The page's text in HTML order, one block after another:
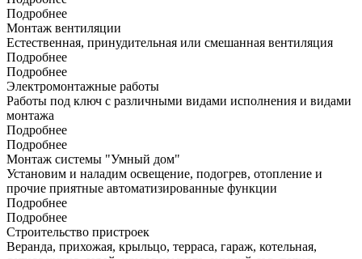
Подробнее
Монтаж вентиляции
Естественная, принудительная или смешанная вентиляция
Подробнее
Подробнее
Электромонтажные работы
Работы под ключ с различными видами исполнения и видами
монтажа
Подробнее
Подробнее
Монтаж системы "Умный дом"
Установим и наладим освещение, подогрев, отопление и
прочие приятные автоматизированные функции
Подробнее
Подробнее
Строительство пристроек
Веранда, прихожая, крыльцо, терраса, гараж, котельная,